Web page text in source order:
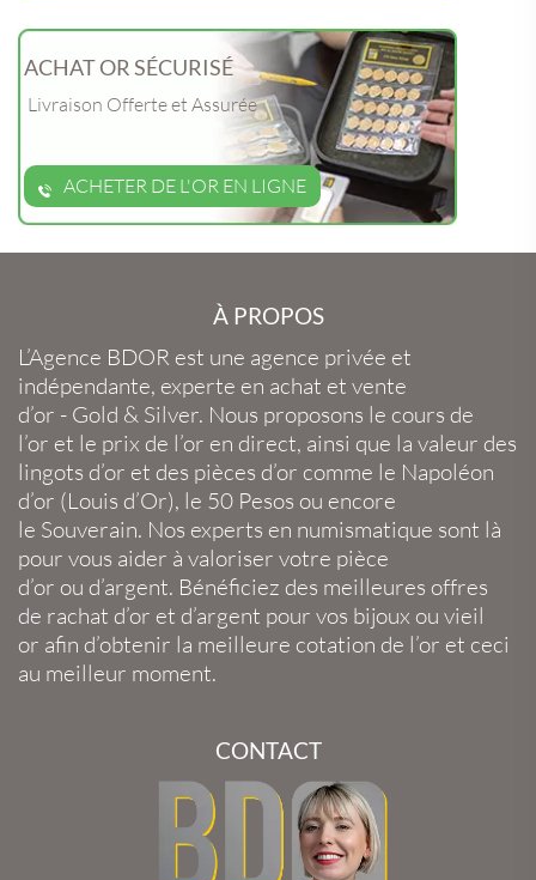
ACHAT OR SÉCURISÉ
Livraison Offerte et Assurée
ACHETER DE L'OR EN LIGNE
À PROPOS
L’Agence BDOR est une agence privée et
indépendante, experte en achat et vente
d’or - Gold & Silver. Nous proposons le cours de
l’or et le prix de l’or en direct, ainsi que la valeur des
lingots d’or et des pièces d’or comme le Napoléon
d’or (Louis d’Or), le 50 Pesos ou encore
le Souverain. Nos experts en numismatique sont là
pour vous aider à valoriser votre pièce
d’or ou d’argent. Bénéficiez des meilleures offres
de rachat d’or et d’argent pour vos bijoux ou vieil
or afin d’obtenir la meilleure cotation de l’or et ceci
au meilleur moment.
CONTACT